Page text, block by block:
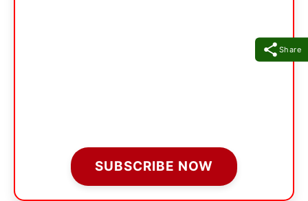
Share
SUBSCRIBE NOW